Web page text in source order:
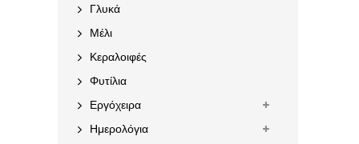
Γλυκά
Μέλι
Κεραλοιφές
Φυτίλια
Εργόχειρα
Ημερολόγια